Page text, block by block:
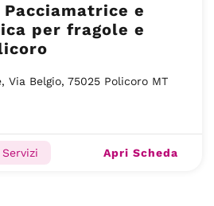
e
per fragole e
Via Belgio, 75025 Policoro MT
Apri Scheda